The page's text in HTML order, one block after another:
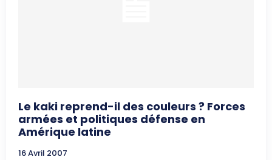
Le kaki reprend-il des couleurs ? Forces
armées et politiques défense en
Amérique latine
16 Avril 2007